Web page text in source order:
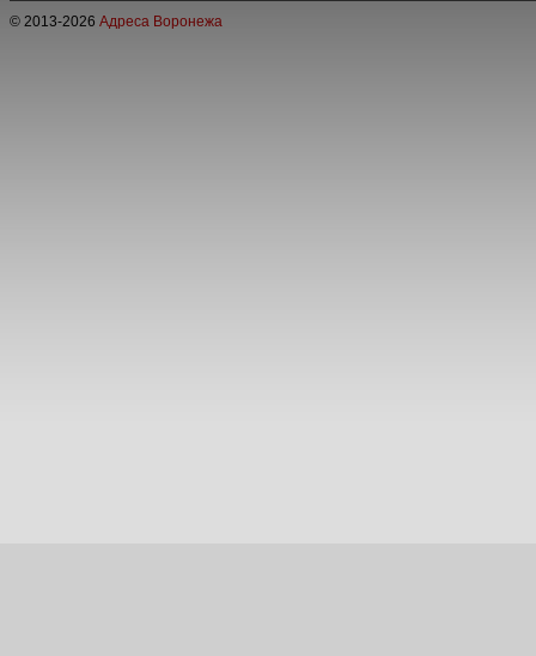
© 2013-2026 Адреса Воронежа